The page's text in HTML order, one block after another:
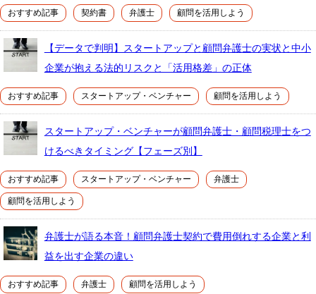
おすすめ記事 契約書 弁護士 顧問を活用しよう
【データで判明】スタートアップと顧問弁護士の実状と中小
企業が抱える法的リスクと「活用格差」の正体
おすすめ記事 スタートアップ・ベンチャー 顧問を活用しよう
スタートアップ・ベンチャーが顧問弁護士・顧問税理士をつ
けるべきタイミング【フェーズ別】
おすすめ記事 スタートアップ・ベンチャー 弁護士
顧問を活用しよう
弁護士が語る本音！顧問弁護士契約で費用倒れする企業と利
益を出す企業の違い
おすすめ記事 弁護士 顧問を活用しよう